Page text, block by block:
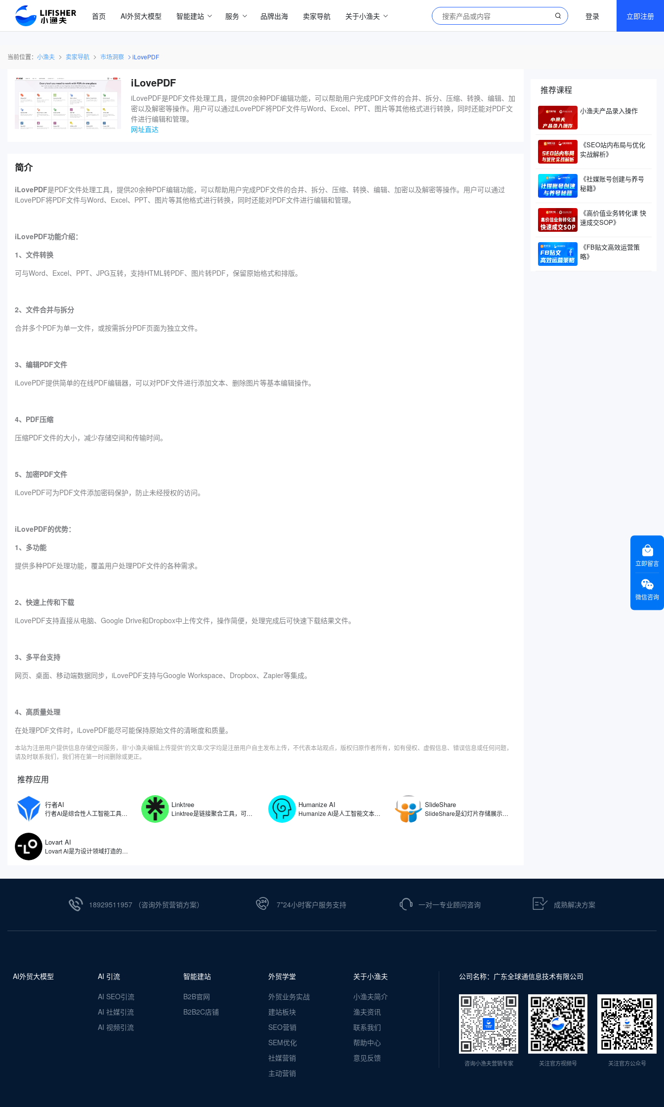
首页 AI外贸大模型 智能建站 服务 品牌出海 卖家导航 关于小渔夫 登录 立即注册
当前位置： 小渔夫 卖家导航 市场洞察 iLovePDF
iLovePDF
iLovePDF是PDF文件处理工具，提供20余种PDF编辑功能，可以帮助用户完成PDF文件的合并、拆分、压缩、转换、编辑、加
密以及解密等操作。用户可以通过iLovePDF将PDF文件与Word、Excel、PPT、图片等其他格式进行转换，同时还能对PDF文
件进行编辑和管理。
网址直达
简介
iLovePDF是PDF文件处理工具，提供20余种PDF编辑功能，可以帮助用户完成PDF文件的合并、拆分、压缩、转换、编辑、加密以及解密等操作。用户可以通过
iLovePDF将PDF文件与Word、Excel、PPT、图片等其他格式进行转换，同时还能对PDF文件进行编辑和管理。
iLovePDF功能介绍：
1、文件转换
可与Word、Excel、PPT、JPG互转，支持HTML转PDF、图片转PDF，保留原始格式和排版。
2、文件合并与拆分‌
合并多个PDF为单一文件，或按需拆分PDF页面为独立文件‌。
3、编辑PDF文件
iLovePDF提供简单的在线PDF编辑器，可以对PDF文件进行添加文本、删除图片等基本编辑操作。
4、PDF压缩
压缩PDF文件的大小，减少存储空间和传输时间。
5、加密PDF文件
iLovePDF可为PDF文件添加密码保护，防止未经授权的访问。
iLovePDF的优势：
1、多功能
提供多种PDF处理功能，覆盖用户处理PDF文件的各种需求。
2、快速上传和下载
iLovePDF支持直接从电脑、Google Drive和Dropbox中上传文件，操作简便，处理完成后可快速下载结果文件。
3、多平台支持
网页、桌面、移动端数据同步，iLovePDF支持与Google Workspace、Dropbox、Zapier等集成。
4、高质量处理
在处理PDF文件时，iLovePDF能尽可能保持原始文件的清晰度和质量。
本站为注册用户提供信息存储空间服务，非“小渔夫编辑上传提供”的文章/文字均是注册用户自主发布上传，不代表本站观点，版权归原作者所有，如有侵权、虚假信息、错误信息或任何问题，
请及时联系我们，我们将在第一时间删除或更正。
推荐应用
行者AI
行者AI是综合性人工智能工具，专注于人工智能在游戏、文娱等领域的研究和应用场景拓展。利用自研算法开发了一系列AI产品与解决方案，包括了AI智能体、AI安全、AI美术、AI音乐等多项产品，行者AI能够让游戏行业乃至内容创作的从业者能够尽量节省生产的时间，把更多精力放在创意本身。
Linktree
Linktree是链接聚合工具，可以在用户的社交媒体个人资料中提供一个可点击链接列表，让用户将自己的个人资料、文章、产品、项目等链接整合在一个页面上，方便粉丝和客户一键访问。通过使用Linktree，可满足用户在多个社交平台统一管理分享内容的需求，简化了用户在不同社交媒体平台更新链接的复杂过程。
Humanize AI
Humanize AI是人工智能文本转换工具，可将人工智能生成的内容转化为自然流畅的人类写作，生成能够绕过各种AI检测工具的文本。Humanize AI通过算法重构文本结构、调整表达方式，有效消除AI生成的机械化痕迹，帮助用户规避内容检测系统的识别，确保文本在可读性和自然度上达到更高的标准。
SlideShare
SlideShare是幻灯片存储展示分享平台，专注于幻灯片分享，用户可上传、浏览、下载及分享各类幻灯片、文档、信息图表等内容，覆盖教育、商业、科技等领域。此外，SlideShare不仅支持多种文件格式，还提供社交功能，方便用户之间的学习交流和内容传播。
Lovart AI
Lovart Al是为设计领域打造的人工智能体，被誉为全球首个设计智能体。因此不仅仅是一个图像生成工具，更像是一位全天候的智能设计助手，能够理解用户需求，自动拆解设计任务，从创意构思到成品输出，实现全流程自动化。无论是设计师、品牌主还是内容创作者，都能通过自然语言与Lovart AI对话，获得视觉效果设计。
推荐课程
小渔夫产品录入操作
《SEO站内布局与优化
实战解析》
《社媒账号创建与养号
秘籍》
《高价值业务转化课 快
速成交SOP》
《FB贴文高效运营策
略》
18929511957 （咨询外贸营销方案） 7*24小时客户服务支持 一对一专业顾问咨询 成熟解决方案
AI外贸大模型 AI 引流
AI SEO引流
AI 社媒引流
AI 视频引流
智能建站
B2B官网
B2B2C店铺
外贸学堂
外贸业务实战
建站板块
SEO营销
SEM优化
社媒营销
主动营销
关于小渔夫
小渔夫简介
渔夫资讯
联系我们
帮助中心
意见反馈
公司名称：广东全球通信息技术有限公司
咨询小渔夫营销专家 关注官方视频号 关注官方公众号
立即留言
微信咨询